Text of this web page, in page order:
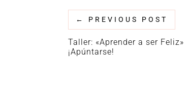
← PREVIOUS POST
Taller: «Aprender a ser Feliz»
¡Apúntarse!